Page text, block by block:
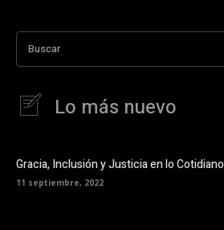
Buscar
Lo más nuevo
Gracia, Inclusión y Justicia en lo Cotidiano
11 septiembre, 2022